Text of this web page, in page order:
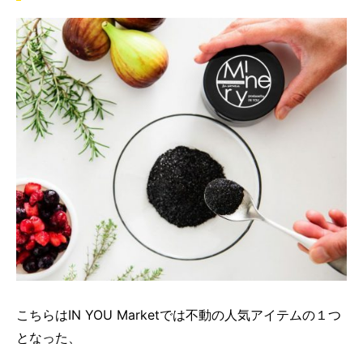
こちらはIN YOU Marketでは不動の人気アイテムの１つ
となった、